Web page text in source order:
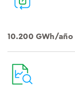
10.200 GWh/año